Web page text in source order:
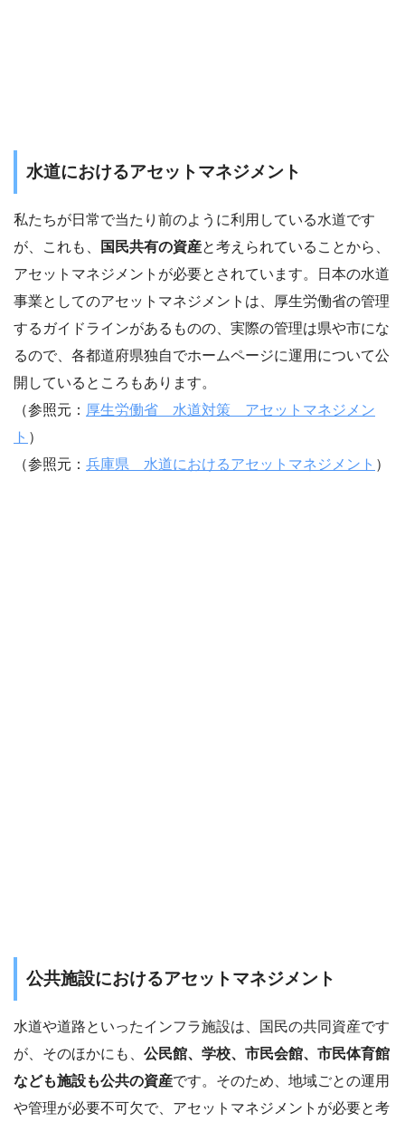
水道におけるアセットマネジメント
私たちが日常で当たり前のように利用している水道です
が、これも、
国民共有の資産と考えられていることから、
アセットマネジメントが必要とされています。日本の水道
事業としてのアセットマネジメントは、厚生労働省の管理
するガイドラインがあるものの、実際の管理は県や市にな
るので、各都道府県独自でホームページに運用について公
開しているところもあります。
（参照元： 厚生労働省 水道対策 アセットマネジメン
ト ）
（参照元： 兵庫県 水道におけるアセットマネジメント ）
公共施設におけるアセットマネジメント
水道や道路といったインフラ施設は、国民の共同資産です
が、そのほかにも、 公民館、学校、市民会館、市民体育館
なども施設も公共の資産です。そのため、地域ごとの運用
や管理が必要不可欠で、アセットマネジメントが必要と考